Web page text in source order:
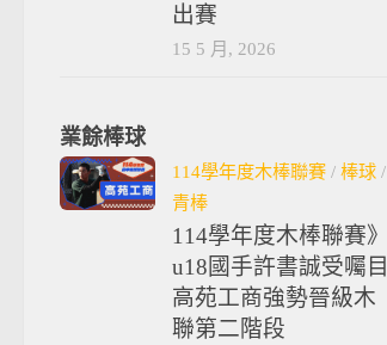
出賽
15 5 月, 2026
業餘棒球
114學年度木棒聯賽 / 棒球 /
青棒
114學年度木棒聯賽》
u18國手許書誠受囑目
高苑工商強勢晉級木
聯第二階段